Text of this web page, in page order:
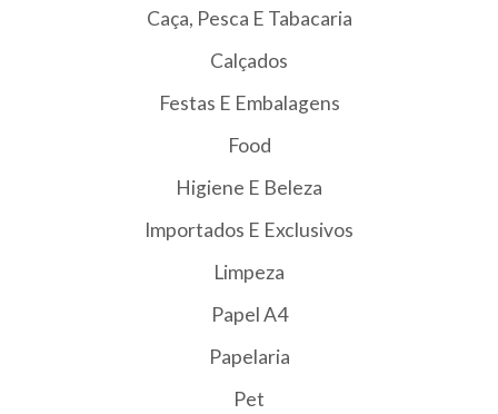
Caça, Pesca E Tabacaria
Calçados
Festas E Embalagens
Food
Higiene E Beleza
Importados E Exclusivos
Limpeza
Papel A4
Papelaria
Pet